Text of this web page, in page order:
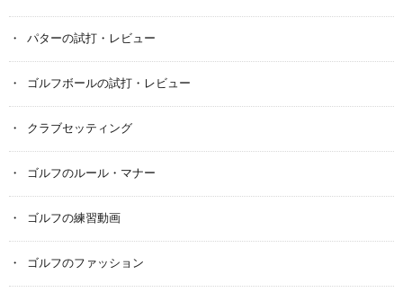
パターの試打・レビュー
ゴルフボールの試打・レビュー
クラブセッティング
ゴルフのルール・マナー
ゴルフの練習動画
ゴルフのファッション